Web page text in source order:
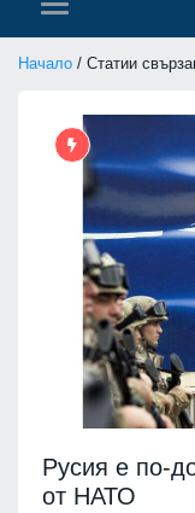
Начало / Статии
Русия е по-
от НАТО